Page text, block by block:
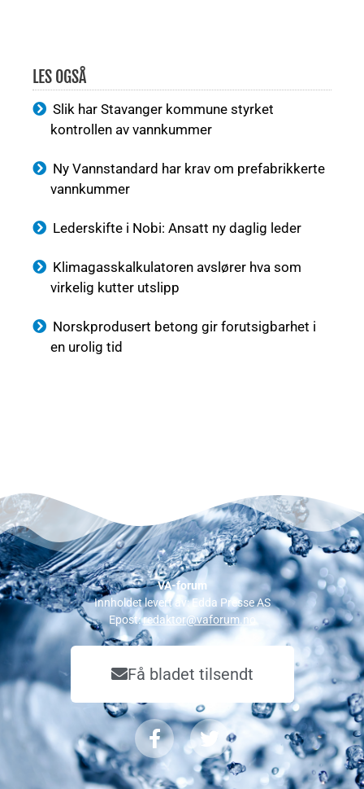
LES OGSÅ
Slik har Stavanger kommune styrket
kontrollen av vannkummer
Ny Vannstandard har krav om prefabrikkerte
vannkummer
Lederskifte i Nobi: Ansatt ny daglig leder
Klimagasskalkulatoren avslører hva som
virkelig kutter utslipp
Norskprodusert betong gir forutsigbarhet i
en urolig tid
VA-forum
Innholdet levert av: Edda Presse AS
Epost:redaktor@vaforum.no
Få bladet tilsendt